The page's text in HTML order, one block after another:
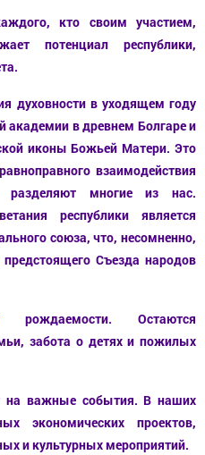
кто своим участием,
потенциал республики,
духовности в уходящем году
академии в древнем Болгаре и
иконы Божьей Матери. Это
взаимодействия
разделяют многие из нас.
республики является
союза, что, несомненно,
Съезда народов
Остаются
забота о детях и пожилых
на важные события. В наших
экономических проектов,
и культурных мероприятий.